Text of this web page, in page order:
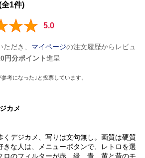
1件)
5.0
だき、 マイページの注文履歴からレビュ
円分ポイント進呈
考になった｣と投票しています。
カメ
くデジカメ、写りは文句無し。画質は硬質
きな人は、メニューボタンで、レトロを選
ロのフィルターが赤、緑、青、黄と昔のモ